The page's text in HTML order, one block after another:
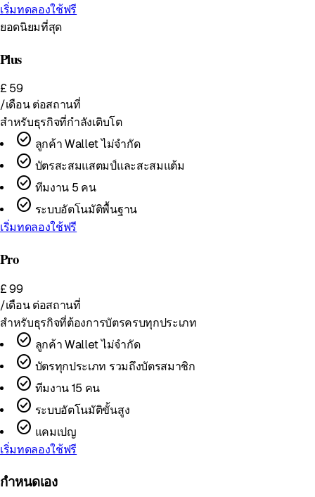
เริ่มทดลองใช้ฟรี
ยอดนิยมที่สุด
Plus
£ 59
/เดือน ต่อสถานที่
สำหรับธุรกิจที่กำลังเติบโต
check_circle ลูกค้า Wallet ไม่จำกัด
check_circle บัตรสะสมแสตมป์และสะสมแต้ม
check_circle ทีมงาน 5 คน
check_circle ระบบอัตโนมัติพื้นฐาน
เริ่มทดลองใช้ฟรี
Pro
£ 99
/เดือน ต่อสถานที่
สำหรับธุรกิจที่ต้องการบัตรครบทุกประเภท
check_circle ลูกค้า Wallet ไม่จำกัด
check_circle บัตรทุกประเภท รวมถึงบัตรสมาชิก
check_circle ทีมงาน 15 คน
check_circle ระบบอัตโนมัติขั้นสูง
check_circle แคมเปญ
เริ่มทดลองใช้ฟรี
กำหนดเอง